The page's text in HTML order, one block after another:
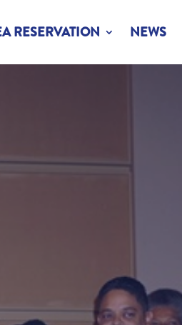
RESERVATION NEWS